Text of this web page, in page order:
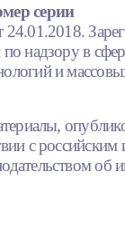
серии
надзору в
и
с российским
об